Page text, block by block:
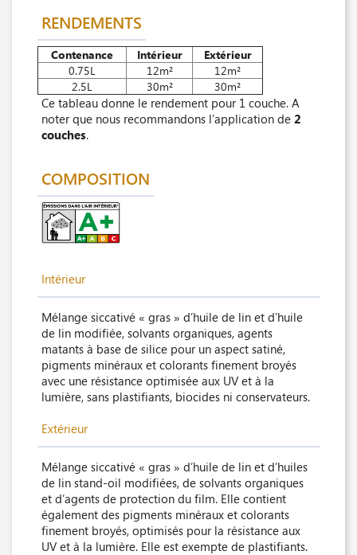
RENDEMENTS
Contenance Intérieur
Extérieur
0.75L
12m²
12m²
2.5L
30m² 30m²
Ce tableau donne le rendement pour 1 couche. A
noter que nous recommandons l’application de 2
couches.
COMPOSITION
Intérieur
Mélange siccativé « gras » d’huile de lin et d’huile
de lin modifiée, solvants organiques, agents
matants à base de silice pour un aspect satiné,
pigments minéraux et colorants finement broyés
avec une résistance optimisée aux UV et à la
lumière, sans plastifiants, biocides ni conservateurs.
Extérieur
Mélange siccativé « gras » d’huile de lin et d’huiles
de lin stand-oil modifiées, de solvants organiques
et d’agents de protection du film. Elle contient
également des pigments minéraux et colorants
finement broyés, optimisés pour la résistance aux
UV et à la lumière. Elle est exempte de plastifiants.